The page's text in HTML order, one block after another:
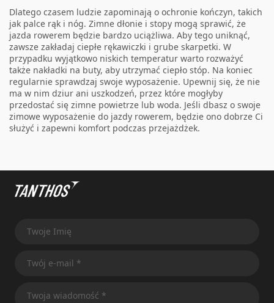
Dlatego czasem ludzie zapominają o ochronie kończyn, takich
jak palce rąk i nóg. Zimne dłonie i stopy mogą sprawić, że
jazda rowerem będzie bardzo uciążliwa. Aby tego uniknąć,
zawsze zakładaj ciepłe rękawiczki i grube skarpetki. W
przypadku wyjątkowo niskich temperatur warto rozważyć
także nakładki na buty, aby utrzymać ciepło stóp. Na koniec
regularnie sprawdzaj swoje wyposażenie. Upewnij się, że nie
ma w nim dziur ani uszkodzeń, przez które mogłyby
przedostać się zimne powietrze lub woda. Jeśli dbasz o swoje
zimowe wyposażenie do jazdy rowerem, będzie ono dobrze Ci
służyć i zapewni komfort podczas przejażdżek.